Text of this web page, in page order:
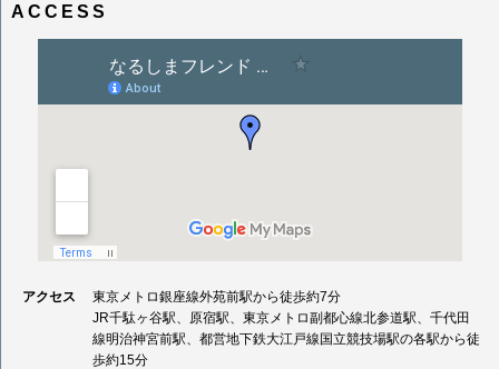
ACCESS
アクセス
東京メトロ銀座線外苑前駅から徒歩約7分
JR千駄ヶ谷駅、原宿駅、東京メトロ副都心線北参道駅、千代田
線明治神宮前駅、都営地下鉄大江戸線国立競技場駅の各駅から徒
歩約15分